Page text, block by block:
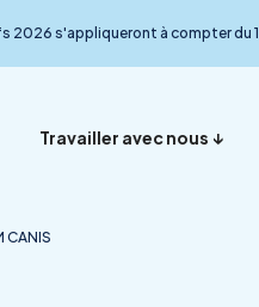
2026 s'appliqueront à compter du
Travailler avec nous
CANIS